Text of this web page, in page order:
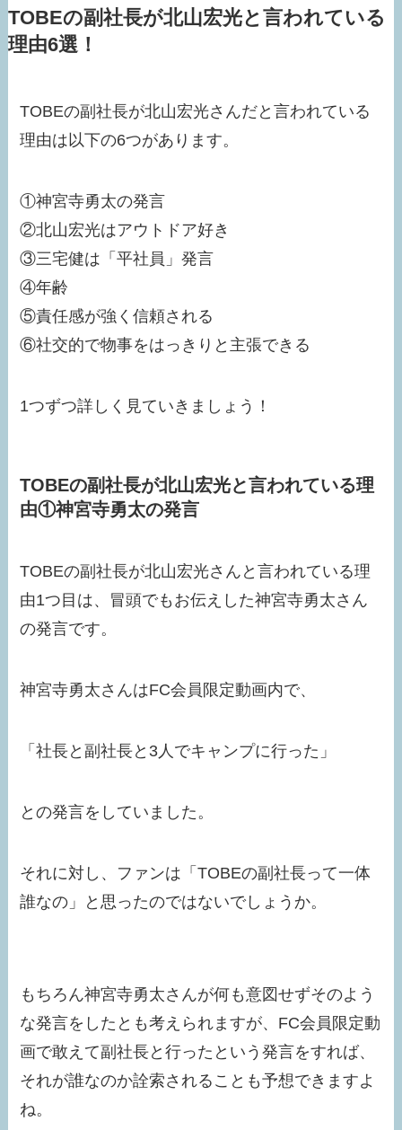
TOBEの副社長が北山宏光と言われている
理由6選！
TOBEの副社長が北山宏光さんだと言われている
理由は以下の6つがあります。
①神宮寺勇太の発言
②北山宏光はアウトドア好き
③三宅健は「平社員」発言
④年齢
⑤責任感が強く信頼される
⑥社交的で物事をはっきりと主張できる
1つずつ詳しく見ていきましょう！
TOBEの副社長が北山宏光と言われている理
由①神宮寺勇太の発言
TOBEの副社長が北山宏光さんと言われている理
由1つ目は、冒頭でもお伝えした神宮寺勇太さん
の発言です。
神宮寺勇太さんはFC会員限定動画内で、
「社長と副社長と3人でキャンプに行った」
との発言をしていました。
それに対し、ファンは「TOBEの副社長って一体
誰なの」と思ったのではないでしょうか。
もちろん神宮寺勇太さんが何も意図せずそのよう
な発言をしたとも考えられますが、FC会員限定動
画で敢えて副社長と行ったという発言をすれば、
それが誰なのか詮索されることも予想できますよ
ね。